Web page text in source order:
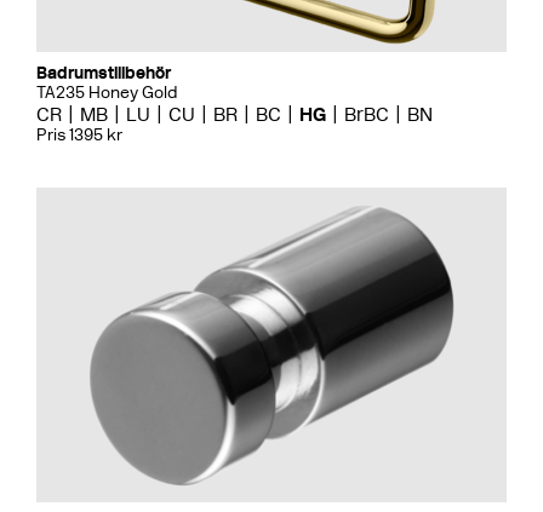
Badrumstillbehör
TA235 Honey Gold
CR MB LU CU BR BC HG BrBC BN
Pris 1395 kr